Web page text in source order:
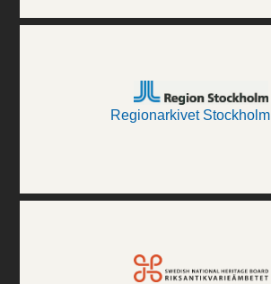
Regionarkivet Stockholm